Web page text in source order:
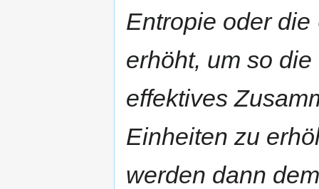
Entropie oder
erhöht, um so
effektives
Einheiten zu
werden dann